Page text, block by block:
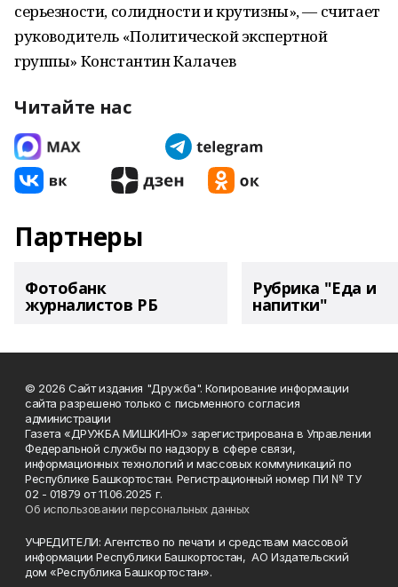
серьезности, солидности и крутизны», — считает
руководитель «Политической экспертной
группы» Константин Калачев
Читайте нас
Партнеры
Фотобанк
журналистов РБ
Рубрика "Еда и
напитки"
© 2026 Сайт издания "Дружба". Копирование информации
сайта разрешено только с письменного согласия
администрации
Газета «ДРУЖБА МИШКИНО» зарегистрирована в Управлении
Федеральной службы по надзору в сфере связи,
информационных технологий и массовых коммуникаций по
Республике Башкортостан. Регистрационный номер ПИ № ТУ
02 - 01879 от 11.06.2025 г.
Об использовании персональных данных
УЧРЕДИТЕЛИ: Агентство по печати и средствам массовой
информации Республики Башкортостан, АО Издательский
дом «Республика Башкортостан».